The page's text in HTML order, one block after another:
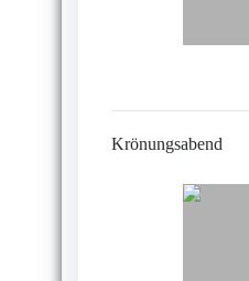
Krönungsabend